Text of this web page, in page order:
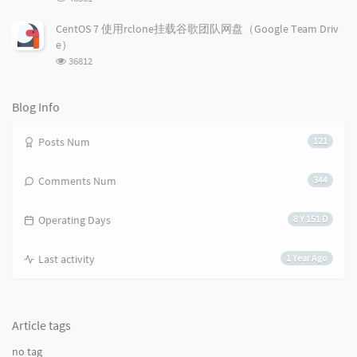
次
CentOS 7 使用rclone挂载谷歌团队网盘（Google Team Driv
e）
浏
36812
Blog Info
121
Posts Num
344
Comments Num
8 Y 151 D
Operating Days
1 Year Ago
Last activity
Article tags
no tag